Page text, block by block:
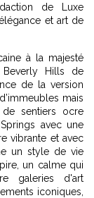
de Luxe
et art de
à la majesté
Beverly Hills de
de la version
mais
sentiers ocre
avec une
vibrante et avec
un style de vie
un calme qui
galeries d'art
iconiques,